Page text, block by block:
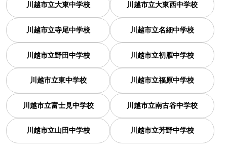
川越市立大東中学校 川越市立大東西中学校
川越市立寺尾中学校 川越市立名細中学校
川越市立野田中学校 川越市立初雁中学校
川越市立東中学校 川越市立福原中学校
川越市立富士見中学校 川越市立南古谷中学校
川越市立山田中学校 川越市立芳野中学校